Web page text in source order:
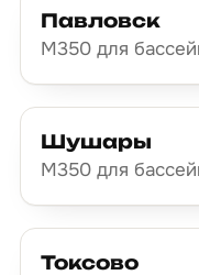
Павловск
М350 для
Шушары
М350 для
Токсово